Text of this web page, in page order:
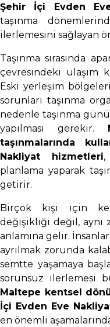
Şehir İçi Evden
taşınma
ilerlemesini sağlayan
Taşınma sırasında
çevresindeki ulaşım
Eski yerleşim
sorunları taşınma
nedenle taşınma
yapılması gerekir.
taşınmalarında
Nakliyat hizmetleri,
planlama yaparak
getirir.
Birçok kişi için
değişikliği değil, aynı
anlamına gelir.
ayrılmak zorunda
semtte yaşamaya
sorunsuz ilerlemesi
Maltepe kentsel
İçi Evden Eve
en önemli